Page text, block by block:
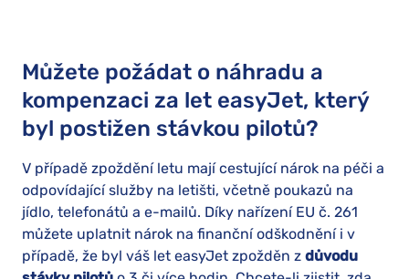
Můžete požádat o náhradu a
kompenzaci za let easyJet, který
byl postižen stávkou pilotů?
V případě zpoždění letu mají cestující nárok na péči a
odpovídající služby na letišti, včetně poukazů na
jídlo, telefonátů a e-mailů. Díky nařízení EU č. 261
můžete uplatnit nárok na finanční odškodnění i v
případě, že byl váš let easyJet zpožděn z důvodu